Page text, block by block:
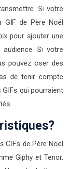
Si votre
de Père Noël
pour ajouter une
Si votre
pouvez oser des
de tenir compte
qui pourraient
GIFs de Père Noël
Giphy et Tenor,